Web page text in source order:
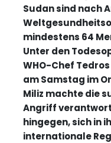
Sudan sind nach
mindestens 64
Unter den
WHO-Chef
am Samstag im
Miliz machte die
Angriff
hingegen, sich in
internationale